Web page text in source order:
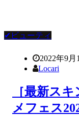
✔ビューティ
2022年9月
Locari
［最新ス
メフェス